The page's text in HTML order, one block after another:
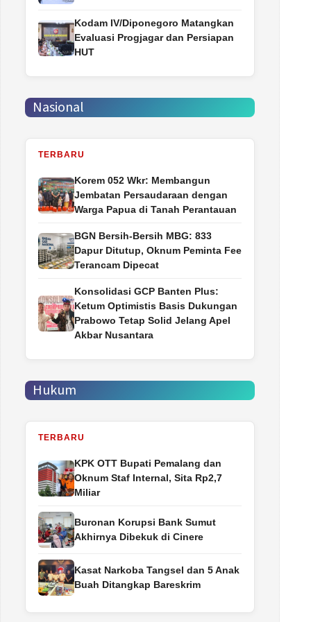
Kodam IV/Diponegoro Matangkan
Evaluasi Progjagar dan Persiapan
HUT
Nasional
TERBARU
Korem 052 Wkr: Membangun
Jembatan Persaudaraan dengan
Warga Papua di Tanah Perantauan
BGN Bersih-Bersih MBG: 833
Dapur Ditutup, Oknum Peminta Fee
Terancam Dipecat
Konsolidasi GCP Banten Plus:
Ketum Optimistis Basis Dukungan
Prabowo Tetap Solid Jelang Apel
Akbar Nusantara
Hukum
TERBARU
‎KPK OTT Bupati Pemalang dan
Oknum Staf Internal, Sita Rp2,7
Miliar
Buronan Korupsi Bank Sumut
Akhirnya Dibekuk di Cinere
Kasat Narkoba Tangsel dan 5 Anak
Buah Ditangkap Bareskrim